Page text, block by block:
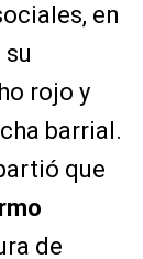
en
rojo y
barrial.
que
de